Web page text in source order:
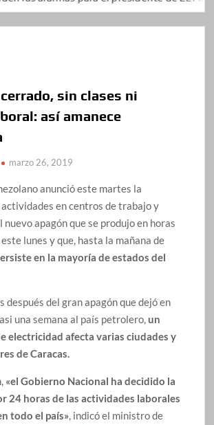
sin clases ni
así amanece
marzo 26, 2019
anunció este martes la
actividades en centros de trabajo y
nuevo apagón que se produjo en horas
lunes y que, hasta la mañana de
en la mayoría de estados del
después del gran apagón que dejó en
una semana al país petrolero,un
electricidad afecta varias ciudades y
de Caracas.
«el Gobierno Nacional ha decidido la
24 horas de las actividades laborales
todo el país», indicó el ministro de